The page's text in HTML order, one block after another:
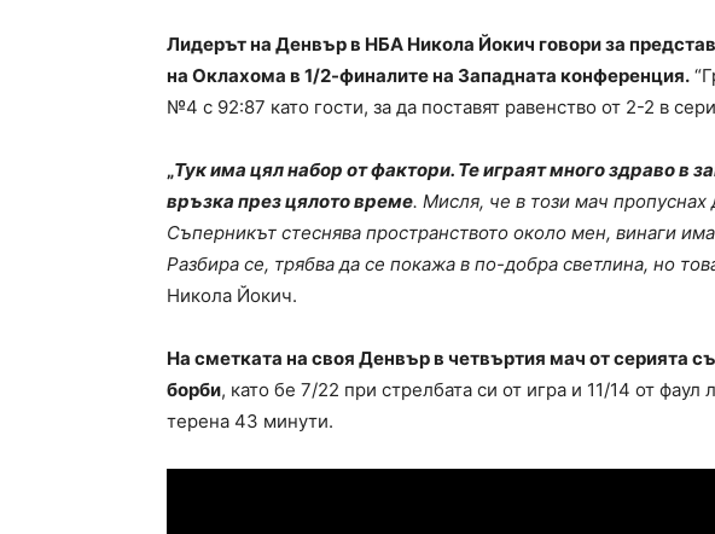
Лидерът на Денвър в НБА Никола Йокич говори за
на Оклахома в 1/2-финалите на Западната конференция.
№4 с 92:87 като гости, за да поставят равенство от 2-2 в
„Тук има цял набор от фактори. Те играят много здраво в
връзка през цялото време. Мисля, че в този мач пропуснах
Съперникът стеснява пространството около мен, винаги
Разбира се, трябва да се покажа в по-добра светлина, но
Никола Йокич.
На сметката на своя Денвър в четвъртия мач от серията
борби, като бе 7/22 при стрелбата си от игра и 11/14 от фаул
терена 43 минути.